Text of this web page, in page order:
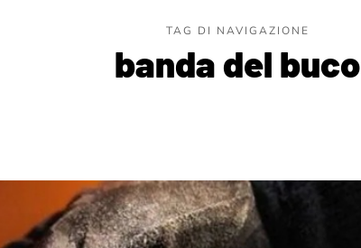
TAG DI NAVIGAZIONE
banda del buco